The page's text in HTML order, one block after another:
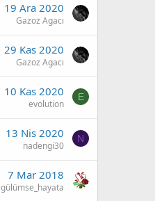
19 Ara 2020
Gazoz Agacı
29 Kas 2020
Gazoz Agacı
10 Kas 2020
evolution
E
13 Nis 2020
nadengi30
N
7 Mar 2018
gülümse_hayata